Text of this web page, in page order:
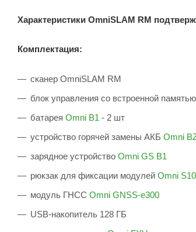
Характеристики OmniSLAM RM
Комплектация:
сканер OmniSLAM RM
блок управления со встроенной
батарея Omni B1 - 2 шт
устройство горячей замены АКБ Omni
зарядное устройство Omni GS B1
рюкзак для фиксации модулей Omni S10
модуль ГНСС Omni GNSS-e300
USB-накопитель 128 ГБ